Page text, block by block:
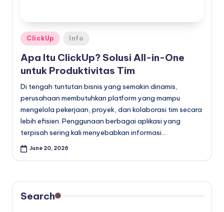
Posted
in
ClickUp Info
Apa Itu ClickUp? Solusi All-in-One
untuk Produktivitas Tim
Di tengah tuntutan bisnis yang semakin dinamis,
perusahaan membutuhkan platform yang mampu
mengelola pekerjaan, proyek, dan kolaborasi tim secara
lebih efisien. Penggunaan berbagai aplikasi yang
terpisah sering kali menyebabkan informasi…
June 20, 2026
Search